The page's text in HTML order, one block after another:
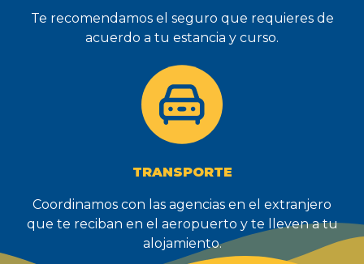
Te recomendamos el seguro que requieres de
acuerdo a tu estancia y curso.
TRANSPORTE
Coordinamos con las agencias en el extranjero
que te reciban en el aeropuerto y te lleven a tu
alojamiento.